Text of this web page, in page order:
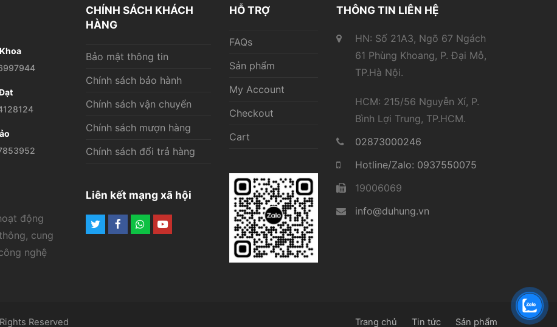
động
cung
nghệ
CHÍNH SÁCH KHÁCH
HÀNG
Bảo mật thông tin
Chính sách bảo hành
Chính sách vận chuyển
Chính sách mượn hàng
Chính sách đổi trả hàng
Liên kết mạng xã hội
TwitterFacebook
Whatsapp
Youtube
HỖ TRỢ
FAQs
Sản phẩm
My Account
Checkout
Cart
THÔNG TIN LIÊN HỆ
HN: Số 21A3, Ngõ 67 Ngách
61 Phùng Khoang, P. Đại Mỗ,
TP.Hà Nội.
HCM: 215/56 Nguyễn Xí, P.
Bình Lợi Trung, TP.HCM.
02873000246
Hotline/Zalo: 0937550075
19006069
info@duhung.vn
Reserved Trang chủ Tin tức Sản phẩm